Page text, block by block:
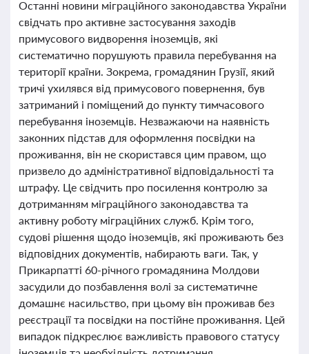
Останні новини міграційного законодавства України
свідчать про активне застосування заходів
примусового видворення іноземців, які
систематично порушують правила перебування на
території країни. Зокрема, громадянин Грузії, який
тричі ухилявся від примусового повернення, був
затриманий і поміщений до пункту тимчасового
перебування іноземців. Незважаючи на наявність
законних підстав для оформлення посвідки на
проживання, він не скористався цим правом, що
призвело до адміністративної відповідальності та
штрафу. Це свідчить про посилення контролю за
дотриманням міграційного законодавства та
активну роботу міграційних служб. Крім того,
судові рішення щодо іноземців, які проживають без
відповідних документів, набирають ваги. Так, у
Прикарпатті 60-річного громадянина Молдови
засудили до позбавлення волі за систематичне
домашнє насильство, при цьому він проживав без
реєстрації та посвідки на постійне проживання. Цей
випадок підкреслює важливість правового статусу